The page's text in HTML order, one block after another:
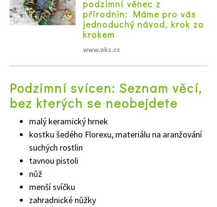
podzimní věnec z
přírodnin: Máme pro vás
jednoduchý návod, krok za
krokem
www.nkz.cz
Podzimní svícen: Seznam věcí,
bez kterých se neobejdete
malý keramický hrnek
kostku šedého Florexu, materiálu na aranžování
suchých rostlin
tavnou pistoli
nůž
menší svíčku
zahradnické nůžky